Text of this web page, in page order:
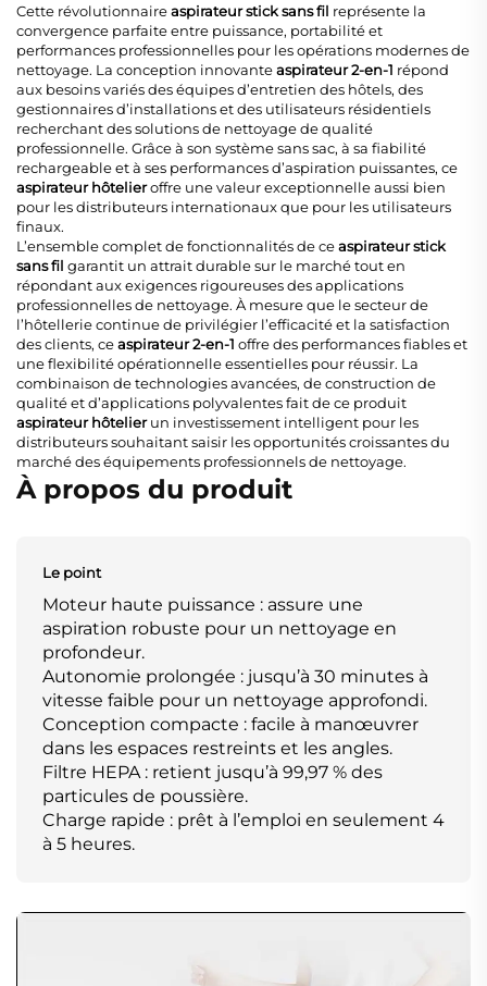
Cette révolutionnaireaspirateur stick sans fil représente la
convergence parfaite entre puissance, portabilité et
performances professionnelles pour les opérations modernes de
nettoyage. La conception innovanteaspirateur 2-en-1 répond
aux besoins variés des équipes d’entretien des hôtels, des
gestionnaires d’installations et des utilisateurs résidentiels
recherchant des solutions de nettoyage de qualité
professionnelle. Grâce à son système sans sac, à sa fiabilité
rechargeable et à ses performances d’aspiration puissantes, ce
aspirateur hôtelieroffre une valeur exceptionnelle aussi bien
pour les distributeurs internationaux que pour les utilisateurs
finaux.
L’ensemble complet de fonctionnalités de ceaspirateur stick
sans fil garantit un attrait durable sur le marché tout en
répondant aux exigences rigoureuses des applications
professionnelles de nettoyage. À mesure que le secteur de
l’hôtellerie continue de privilégier l’efficacité et la satisfaction
des clients, ceaspirateur 2-en-1 offre des performances fiables et
une flexibilité opérationnelle essentielles pour réussir. La
combinaison de technologies avancées, de construction de
qualité et d’applications polyvalentes fait de ce produit
aspirateur hôtelierun investissement intelligent pour les
distributeurs souhaitant saisir les opportunités croissantes du
marché des équipements professionnels de nettoyage.
À propos du produit
Le point
Moteur haute puissance : assure une
aspiration robuste pour un nettoyage en
profondeur.
Autonomie prolongée : jusqu’à 30 minutes à
vitesse faible pour un nettoyage approfondi.
Conception compacte : facile à manœuvrer
dans les espaces restreints et les angles.
Filtre HEPA : retient jusqu’à 99,97 % des
particules de poussière.
Charge rapide : prêt à l’emploi en seulement 4
à 5 heures.